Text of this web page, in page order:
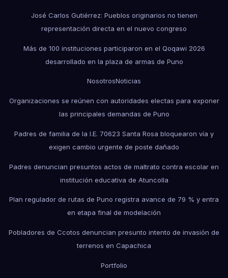
José Carlos Gutiérrez: Pueblos originarios no tienen
representación directa en el nuevo congreso
Más de 100 instituciones participaron en el Qoqawi 2026
desarrollado en la plaza de armas de Puno
NosotrosNoticias
Organizaciones se reúnen con autoridades electas para exponer
las principales demandas de Puno
Padres de familia de la I.E. 70623 Santa Rosa bloquearon vía y
exigen cambio urgente de poste dañado
Padres denuncian presuntos actos de maltrato contra escolar en
institución educativa de Atuncolla
Plan regulador de rutas de Puno registra avance de 79 % y entra
en etapa final de modelación
Pobladores de Ccotos denuncian presunto intento de invasión de
terrenos en Capachica
Portfolio